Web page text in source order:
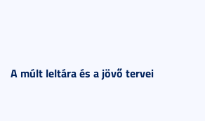
A múlt leltára és a jövő tervei